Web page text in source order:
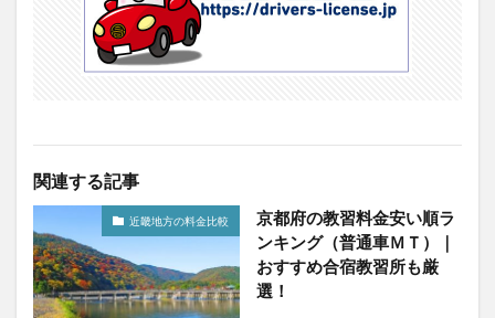
関連する記事
近畿地方の料金比較
京都府の教習料金安い順ラ
ンキング（普通車ＭＴ）｜
おすすめ合宿教習所も厳
選！